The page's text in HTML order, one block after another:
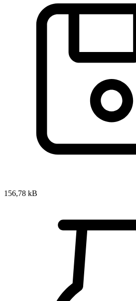
156,78 kB